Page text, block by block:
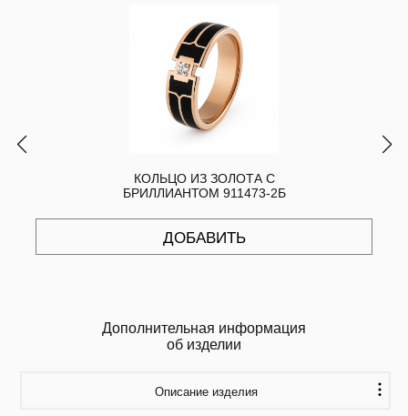
КОЛЬЦО ИЗ ЗОЛОТА С
БРИЛЛИАНТОМ 911473-2Б
ДОБАВИТЬ
Дополнительная информация
об изделии
Описание изделия